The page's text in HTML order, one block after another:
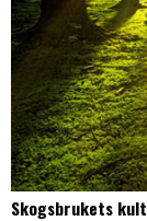
Skogsbrukets